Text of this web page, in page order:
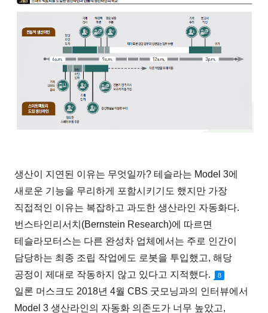
생산이 지연된 이유는 무엇일까? 테슬라는 Model 3에
새로운 기능을 무리하게 포함시키기도 했지만 가장
직접적인 이유는 복잡하고 과도한 생산라인 자동화다.
번스타인리서치(Bernstein Research)에 따르면
테슬라모터스는 다른 완성차 업체에서는 주로 인간이
담당하는 최종 조립 작업에도 로봇을 투입했고, 해당
공정이 제대로 작동하지 않고 있다고 지적했다.
8
일론 머스크도 2018년 4월 CBS 굿모닝과의 인터뷰에서
Model 3 생산라인의 자동화 의존도가 너무 높았고,